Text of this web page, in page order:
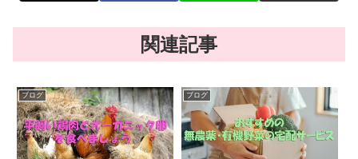
関連記事
ブログ ブログ